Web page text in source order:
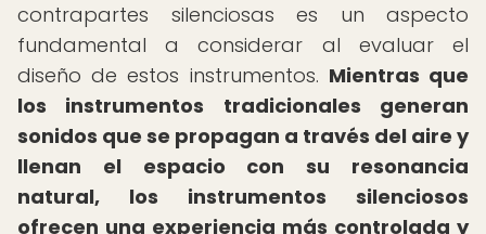
contrapartes silenciosas es un aspecto
fundamental a considerar al evaluar el
diseño de estos instrumentos. Mientras que
los instrumentos tradicionales generan
sonidos que se propagan a través del aire y
llenan el espacio con su resonancia
natural, los instrumentos silenciosos
ofrecen una experiencia más controlada y